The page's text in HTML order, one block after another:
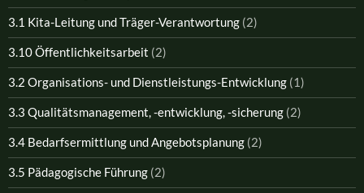
3.1 Kita-Leitung und Träger-Verantwortung (2)
3.10 Öffentlichkeitsarbeit (2)
3.2 Organisations- und Dienstleistungs-Entwicklung (1)
3.3 Qualitätsmanagement, -entwicklung, -sicherung (2)
3.4 Bedarfsermittlung und Angebotsplanung (2)
3.5 Pädagogische Führung (2)